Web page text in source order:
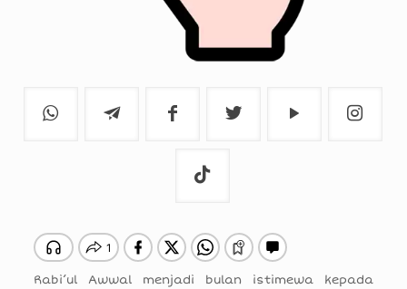
Rabi’ul Awwal menjadi bulan istimewa kepada